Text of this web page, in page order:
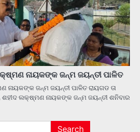
ନାୟକଙ୍କ ଜନ୍ମ ଜୟନ୍ତୀ ପାଳିତ
ନାୟକଙ୍କ ଜନ୍ମ ଜୟନ୍ତୀ ପାଳିତ ରାୟଗଡ ତା
ଶହୀଦ ଲକ୍ଷ୍ମଣ ନାୟକଙ୍କ ଜନ୍ମ ଜୟନ୍ତୀ ଶନିବାର